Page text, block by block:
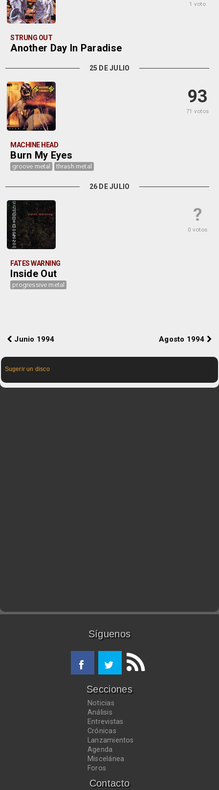
1 voto
STRUNG OUT
Another Day In Paradise
25 DE JULIO
93
71 votos
MACHINE HEAD
Burn My Eyes
groove metal thrash metal
26 DE JULIO
?
0 votos
FATES WARNING
Inside Out
progressive metal
Junio 1994 Agosto 1994
Sugerir un disco
Síguenos
Secciones
Noticias
Análisis
Entrevistas
Crónicas
Lanzamientos
Agenda
Miscelánea
Foros
Contacto